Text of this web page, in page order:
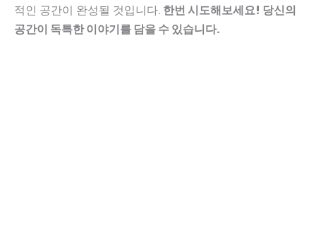
적인 공간이 완성될 것입니다. 한번 시도해보세요! 당신의
공간이 독특한 이야기를 담을 수 있습니다.